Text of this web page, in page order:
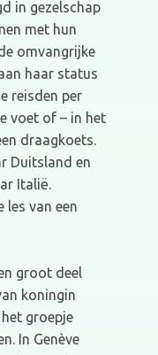
in gezelschap
met hun
omvangrijke
haar status
reisden per
voet of – in het
draagkoets.
Duitsland en
Italië.
les van een
groot deel
koningin
groepje
In Genève